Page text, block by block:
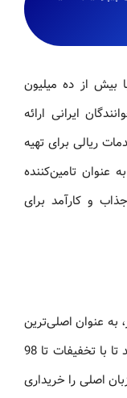
بیش از ده میلیون
ایرانی ارائه
ریالی برای تهیه
عنوان تامین‌کننده
و کارآمد برای
به عنوان اصلی‌ترین
تامین کننده در ایران، به شما امکان می‌دهد تا با تخفیفات تا 98
اصلی را خریداری